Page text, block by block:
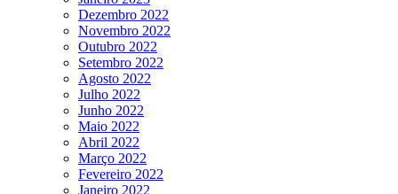
Dezembro 2022
Novembro 2022
Outubro 2022
Setembro 2022
Agosto 2022
Julho 2022
Junho 2022
Maio 2022
Abril 2022
Março 2022
Fevereiro 2022
Janeiro 2022